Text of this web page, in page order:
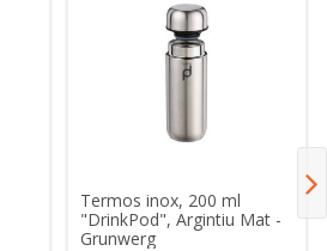
Termos inox, 200 ml
"DrinkPod", Argintiu Mat -
Grunwerg